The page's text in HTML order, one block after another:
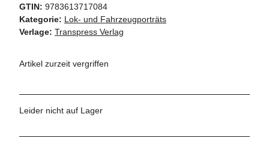
GTIN: 9783613717084
Kategorie: Lok- und Fahrzeugporträts
Verlage: Transpress Verlag
Artikel zurzeit vergriffen
Leider nicht auf Lager